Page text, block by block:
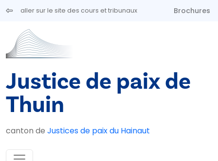
Aller au contenu principal
aller sur le site des cours et tribunaux Brochures
Justice de paix de
Thuin
canton de Justices de paix du Hainaut